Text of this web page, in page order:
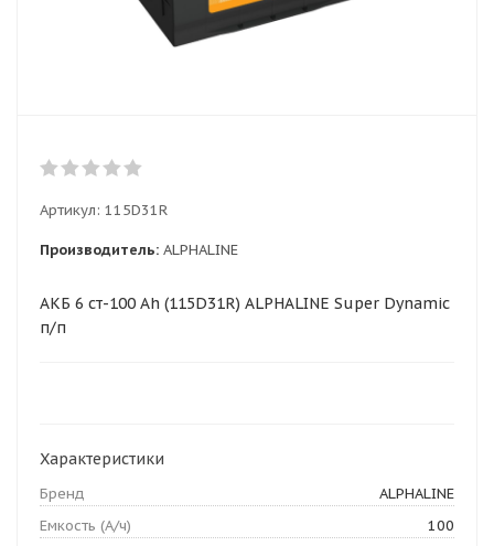
Артикул: 115D31R
Производитель: ALPHALINE
АКБ 6 ст-100 Ah (115D31R) ALPHALINE Super Dynamic
п/п
Характеристики
Бренд
ALPHALINE
Емкость (А/ч)
100